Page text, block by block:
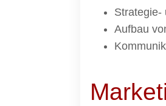
Strategie-
Aufbau